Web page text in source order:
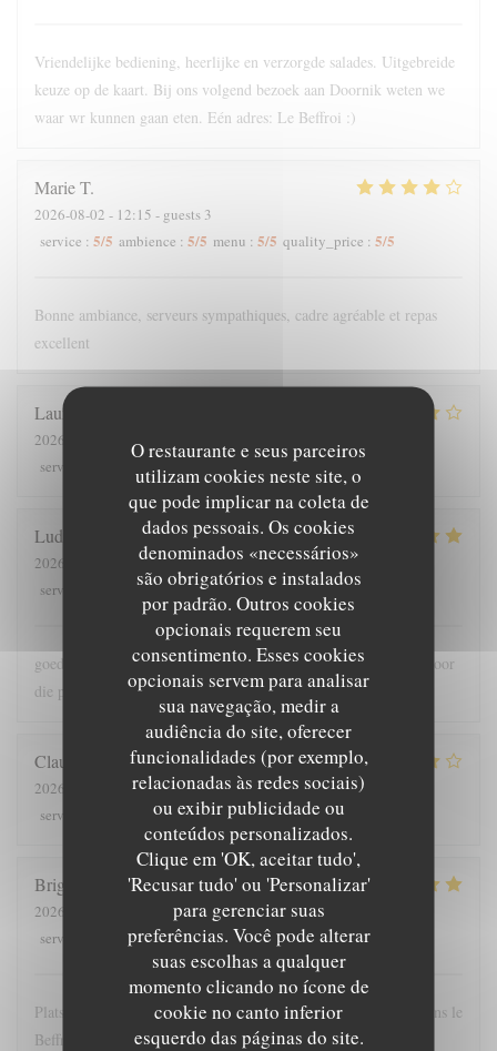
O restaurante e seus parceiros
utilizam cookies neste site, o
que pode implicar na coleta de
dados pessoais. Os cookies
denominados «necessários»
são obrigatórios e instalados
por padrão. Outros cookies
opcionais requerem seu
consentimento. Esses cookies
opcionais servem para analisar
sua navegação, medir a
audiência do site, oferecer
funcionalidades (por exemplo,
relacionadas às redes sociais)
ou exibir publicidade ou
conteúdos personalizados.
Clique em 'OK, aceitar tudo',
'Recusar tudo' ou 'Personalizar'
para gerenciar suas
preferências. Você pode alterar
suas escolhas a qualquer
momento clicando no ícone de
cookie no canto inferior
esquerdo das páginas do site.
Vriendelijke bediening, heerlijke en verzorgde salades. Uitgebreide
keuze op de kaart. Bij ons volgend bezoek aan Doornik weten we
waar wr kunnen gaan eten. Eén adres: Le Beffroi :)
MarieT
2026-08-02 - 12:15 - guests 3
service : 5/5 ambience : 5/5 menu : 5/5 quality_price : 5/5
Bonne ambiance, serveurs sympathiques, cadre agréable et repas
excellent
Laurence
2026-07-31
- 19:30 - guests 4
service
ambience menu quality_price
Ludo
2026-07-30
- 18:00 - guests 2
service
ambience:5/5 menu:5 /5 quality_price
goede bediening , lekker en meer dan voldoende grote porties voor
die prijs
Claude
2026-08-01
- 19:30 - guests 5
service
ambience :4/5 menu:4/5 quality_price
Brigitte
2026-07-28
- 12:00 - guests 4
service
ambience:5/5 menu: 5/5 quality_price:
Plats copieux et personnel très sympathique. Nous recommandons le
Beffroi !